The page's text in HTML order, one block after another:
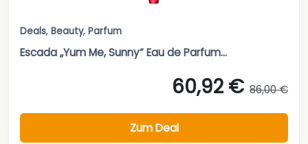
Deals, Beauty, Parfum
Escada „Yum Me, Sunny“ Eau de Parfum...
60,92 € 86,00 €
Zum Deal